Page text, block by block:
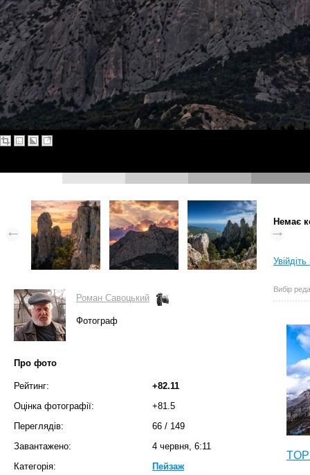
Роман Савоцький
Фотограф
Про фото
Рейтинг:
+82.11
Оцінка фотографії:
+81.5
Переглядів:
66 / 149
Завантажено:
4 червня, 6:11
Категорія:
Пейзаж
Немає
Вибір